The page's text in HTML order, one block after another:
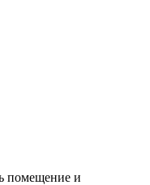
помещение и